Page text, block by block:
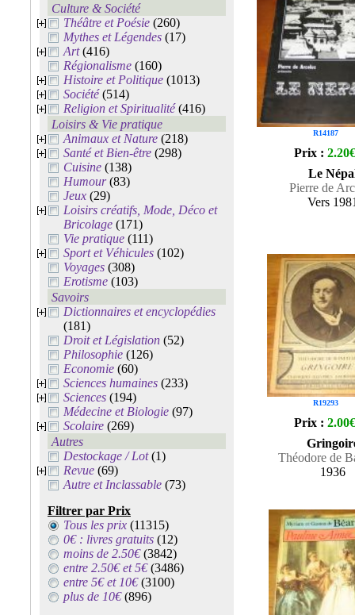
Culture & Société
Théâtre et Poésie (260)
Mythes et Légendes (17)
Art(416)
Régionalisme (160)
Histoire et Politique (1013)
Société(514)
Religion et Spiritualité(416)
Loisirs & Vie pratique
Animaux et Nature (218)
Santé et Bien-être (298)
Cuisine (138)
Humour(83)
Jeux (29)
Loisirs créatifs, Mode, Déco et
Bricolage (171)
Vie pratique (111)
Sport et Véhicules (102)
Voyages (308)
Erotisme (103)
Savoirs
Dictionnaires et encyclopédies
(181)
Droit et Législation (52)
Philosophie (126)
Economie (60)
Sciences humaines (233)
Sciences (194)
Médecine et Biologie (97)
Scolaire (269)
Autres
Destockage / Lot(1)
Revue (69)
Autre et Inclassable (73)
Filtrer par Prix
Tous les prix (11315)
0€ : livres gratuits (12)
moins de 2.50€(3842)
entre 2.50€ et 5€(3486)
entre 5€ et 10€(3100)
plus de 10€(896)
R14187
Prix : 2.20€
Le
Pierre de
Vers
R19293
Prix : 2.00€
Théodore de
1936